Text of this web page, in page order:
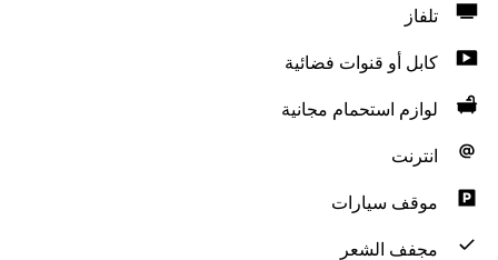
تلفاز
كابل أو قنوات فضائية
لوازم استحمام مجانية
انترنت
موقف سيارات
مجفف الشعر